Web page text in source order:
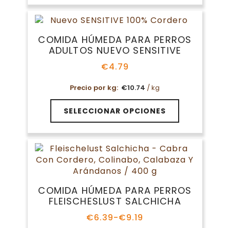
producto
COMIDA HÚMEDA PARA PERROS
ADULTOS NUEVO SENSITIVE
€4.79
Precio por kg: €10.74 / kg
SELECCIONAR OPCIONES
Este
producto
tiene
múltiples
variantes.
Las
opciones
pueden
elegir
COMIDA HÚMEDA PARA PERROS
FLEISCHESLUST SALCHICHA
€6.39-€9.19
Rango